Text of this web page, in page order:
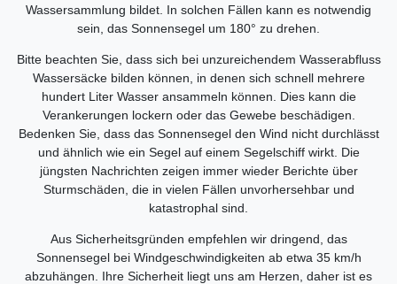
Wassersammlung bildet. In solchen Fällen kann es notwendig
sein, das Sonnensegel um 180° zu drehen.
Bitte beachten Sie, dass sich bei unzureichendem Wasserabfluss
Wassersäcke bilden können, in denen sich schnell mehrere
hundert Liter Wasser ansammeln können. Dies kann die
Verankerungen lockern oder das Gewebe beschädigen.
Bedenken Sie, dass das Sonnensegel den Wind nicht durchlässt
und ähnlich wie ein Segel auf einem Segelschiff wirkt. Die
jüngsten Nachrichten zeigen immer wieder Berichte über
Sturmschäden, die in vielen Fällen unvorhersehbar und
katastrophal sind.
Aus Sicherheitsgründen empfehlen wir dringend, das
Sonnensegel bei Windgeschwindigkeiten ab etwa 35 km/h
abzuhängen. Ihre Sicherheit liegt uns am Herzen, daher ist es